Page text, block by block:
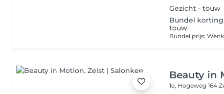
Gezicht - touw
Bundel
touw
Beauty in
1e, Hogeweg 164